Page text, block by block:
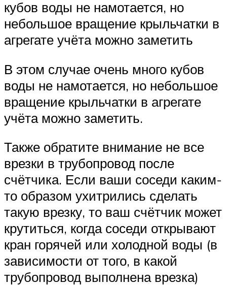
кубов воды не намотается, но
небольшое вращение крыльчатки в
агрегате учёта можно заметить
В этом случае очень много кубов
воды не намотается, но небольшое
вращение крыльчатки в агрегате
учёта можно заметить.
Также обратите внимание не все
врезки в трубопровод после
счётчика. Если ваши соседи каким-
то образом ухитрились сделать
такую врезку, то ваш счётчик может
крутиться, когда соседи открывают
кран горячей или холодной воды (в
зависимости от того, в какой
трубопровод выполнена врезка)